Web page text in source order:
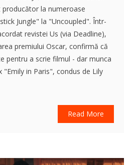
la numeroase
Jungle" la "Uncoupled". Într-
revistei Us (via Deadline),
premiului Oscar, confirmă că
pentru a scrie filmul - dar munca
"Emily in Paris", condus de Lily
Read More